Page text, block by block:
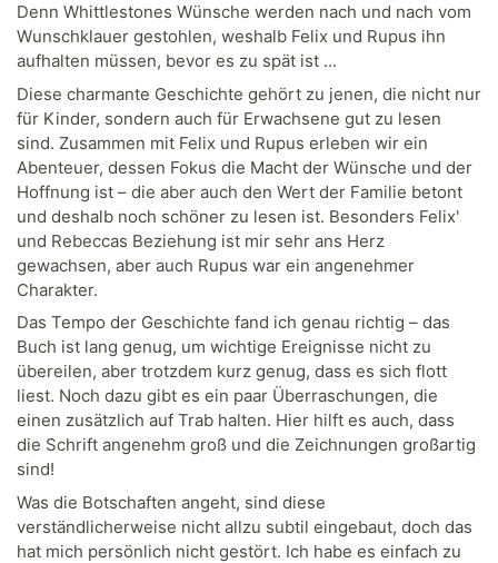
Denn Whittlestones Wünsche werden nach und nach vom
Wunschklauer gestohlen, weshalb Felix und Rupus ihn
aufhalten müssen, bevor es zu spät ist ...
Diese charmante Geschichte gehört zu jenen, die nicht nur
für Kinder, sondern auch für Erwachsene gut zu lesen
sind. Zusammen mit Felix und Rupus erleben wir ein
Abenteuer, dessen Fokus die Macht der Wünsche und der
Hoffnung ist – die aber auch den Wert der Familie betont
und deshalb noch schöner zu lesen ist. Besonders Felix'
und Rebeccas Beziehung ist mir sehr ans Herz
gewachsen, aber auch Rupus war ein angenehmer
Charakter.
Das Tempo der Geschichte fand ich genau richtig – das
Buch ist lang genug, um wichtige Ereignisse nicht zu
übereilen, aber trotzdem kurz genug, dass es sich flott
liest. Noch dazu gibt es ein paar Überraschungen, die
einen zusätzlich auf Trab halten. Hier hilft es auch, dass
die Schrift angenehm groß und die Zeichnungen großartig
sind!
Was die Botschaften angeht, sind diese
verständlicherweise nicht allzu subtil eingebaut, doch das
hat mich persönlich nicht gestört. Ich habe es einfach zu